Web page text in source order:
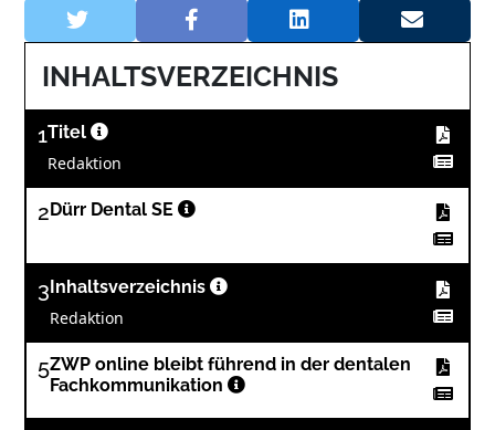
INHALTSVERZEICHNIS
1Titel
Redaktion
2 Dürr Dental SE
3 Inhaltsverzeichnis
Redaktion
5ZWP online bleibt führend in der dentalen
Fachkommunikation